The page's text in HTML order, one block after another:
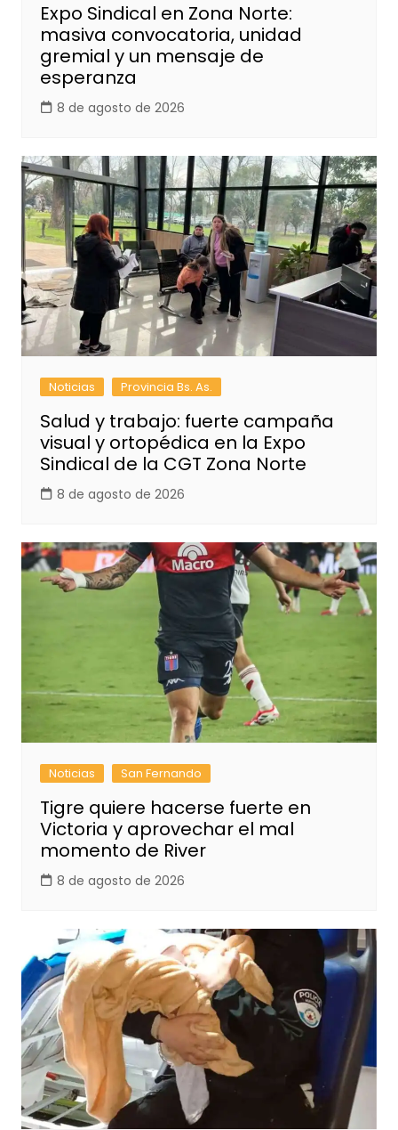
Expo Sindical en Zona Norte:
masiva convocatoria, unidad
gremial y un mensaje de
esperanza
8 de agosto de 2026
Noticias Provincia Bs. As.
Salud y trabajo: fuerte campaña
visual y ortopédica en la Expo
Sindical de la CGT Zona Norte
8 de agosto de 2026
Noticias San Fernando
Tigre quiere hacerse fuerte en
Victoria y aprovechar el mal
momento de River
8 de agosto de 2026